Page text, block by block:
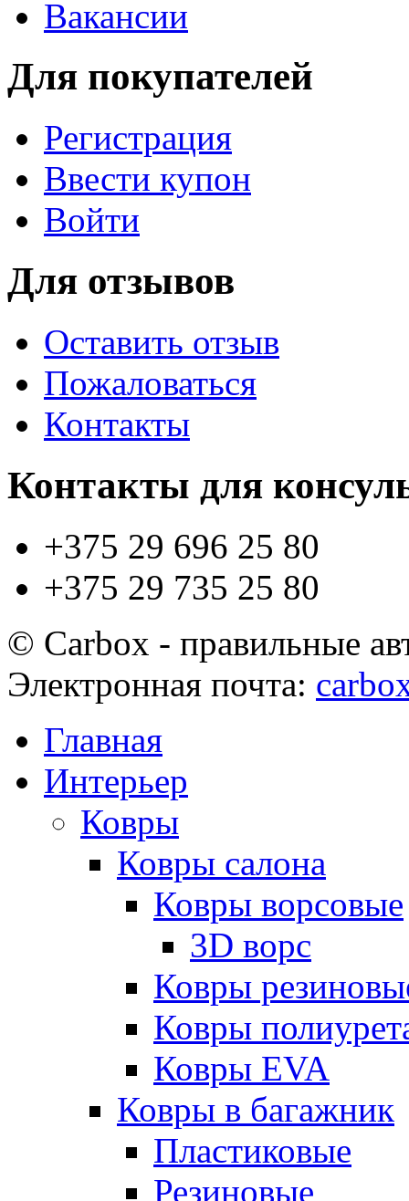
Вакансии
Для покупателей
Регистрация
Ввести купон
Войти
Для отзывов
Оставить отзыв
Пожаловаться
Контакты
Контакты для
+375 29 696 25 80
+375 29 735 25 80
© Carbox - правильные
Электронная почта:
Главная
Интерьер
Ковры
Ковры салона
Ковры ворсовые
3D ворс
Ковры
Ковры
Ковры EVA
Ковры в багажник
Пластиковые
Резиновые